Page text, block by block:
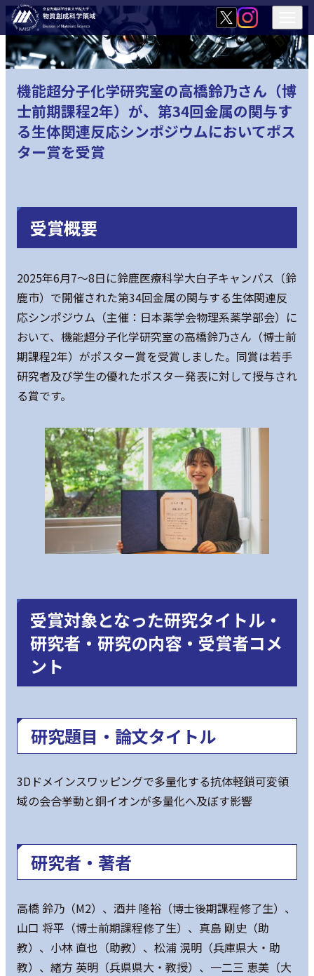
機能超分子化学研究室の高橋鈴乃さん（博
士前期課程2年）が、第34回金属の関与す
る生体関連反応シンポジウムにおいてポス
ター賞を受賞
受賞概要
2025年6月7～8日に鈴鹿医療科学大白子キャンパス（鈴
鹿市）で開催された第34回金属の関与する生体関連反
応シンポジウム（主催：日本薬学会物理系薬学部会）に
おいて、機能超分子化学研究室の高橋鈴乃さん（博士前
期課程2年）がポスター賞を受賞しました。同賞は若手
研究者及び学生の優れたポスター発表に対して授与され
る賞です。
受賞対象となった研究タイトル・
研究者・研究の内容・受賞者コメ
ント
研究題目・論文タイトル
3Dドメインスワッピングで多量化する抗体軽鎖可変領
域の会合挙動と銅イオンが多量化へ及ぼす影響
研究者・著者
高橋 鈴乃（M2）、酒井 隆裕（博士後期課程修了生）、
山口 将平（博士前期課程修了生）、真島 剛史（助
教）、小林 直也（助教）、松浦 滉明（兵庫県大・助
教）、緒方 英明（兵県県大・教授）、一二三 恵美（大